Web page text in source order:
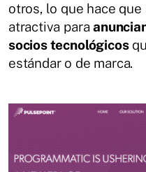
otros, lo que hace
atractiva para
socios tecnológicos
estándar o de marca.